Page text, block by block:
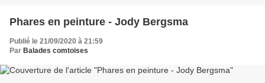
Phares en peinture - Jody Bergsma
Publié le 21/09/2020 à 21:59
Par Balades comtoises